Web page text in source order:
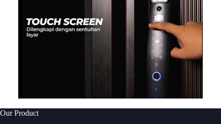
Our Product